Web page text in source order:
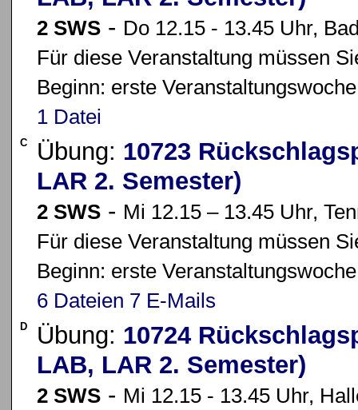
2 SWS - Do 12.15 - 13.45 Uhr,
Für diese Veranstaltung müssen
Beginn: erste Veranstaltungswoche
1 Datei
C Übung: 10723
LAR 2. Semester)
2 SWS - Mi 12.15 – 13.45 Uhr,
Für diese Veranstaltung müssen
Beginn: erste Veranstaltungswoche
6 Dateien 7 E-Mails
D Übung: 10724
LAB, LAR 2. Semester)
2 SWS - Mi 12.15 - 13.45 Uhr,